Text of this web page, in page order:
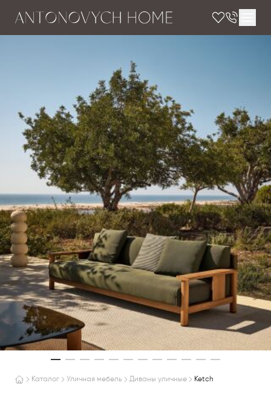
Каталог Уличная мебель Диваны уличные Ketch